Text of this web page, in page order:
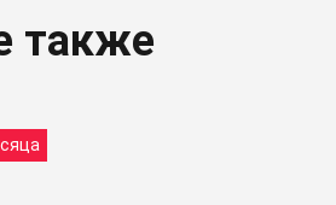
также